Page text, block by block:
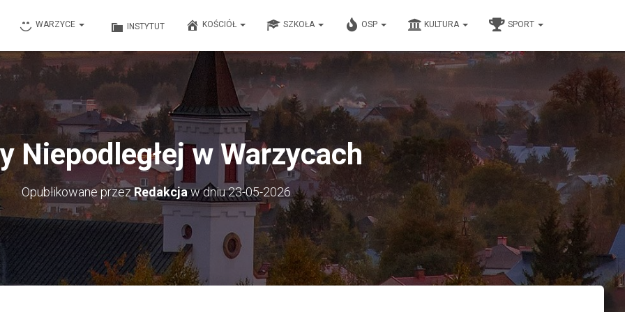
WARZYCE INSTYTUT KOŚCIÓŁ SZKOŁA OSP KULTURA SPORT
Niepodległej w Warzycach
Opublikowane przezRedakcjaw dniu23-05-2026